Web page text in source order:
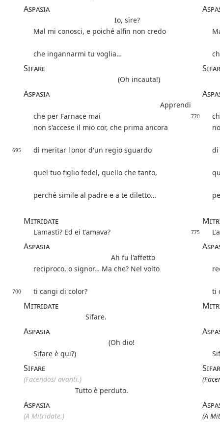
Aspasia
Io, sire?
Mal mi conosci, e poiché alfin non credo
che ingannarmi tu voglia…
Sifare
(Oh incauta!)
Aspasia
Apprendi
che per Farnace mai
770
non s'accese il mio cor, che prima ancora
695 di meritar l'onor d'un regio sguardo di
quel tuo figlio fedel, quello che tanto,
perché simile al padre e a te diletto…
Mitridate
L'amasti? Ed ei t'amava? 775
Aspasia
Ah fu l'affetto
reciproco, o signor… Ma che? Nel volto
700 ti cangi di color? ti
Mitridate
Sifare.
Aspasia
(Oh dio!
Sifare è qui?)
Sifare
(Facendosi avanti.)
Tutto è perduto.
Aspasia
(A Mitridate.)
(A